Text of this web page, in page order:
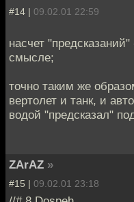
#14 | 09.02.01 22:59
насчет
смысле;
точно таким же
вертолет и танк, и
водой "предсказал"
ZArAZ »
#15 | 09.02.01 23:18